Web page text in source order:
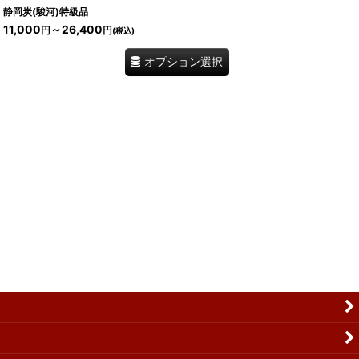
静岡炭(駿河)特級品
11,000円 ～26,400円(税込)
オプション選択